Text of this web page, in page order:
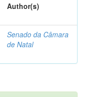
Author(s)
Senado da Câmara
de Natal